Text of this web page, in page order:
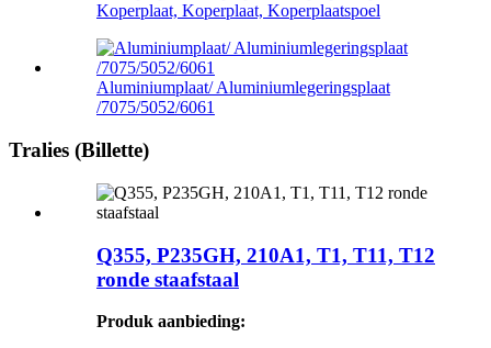
Koperplaat, Koperplaat, Koperplaatspoel
Aluminiumplaat/ Aluminiumlegeringsplaat
/7075/5052/6061
Tralies (Billette)
Q355, P235GH, 210A1, T1, T11, T12
ronde staafstaal
Produk aanbieding: